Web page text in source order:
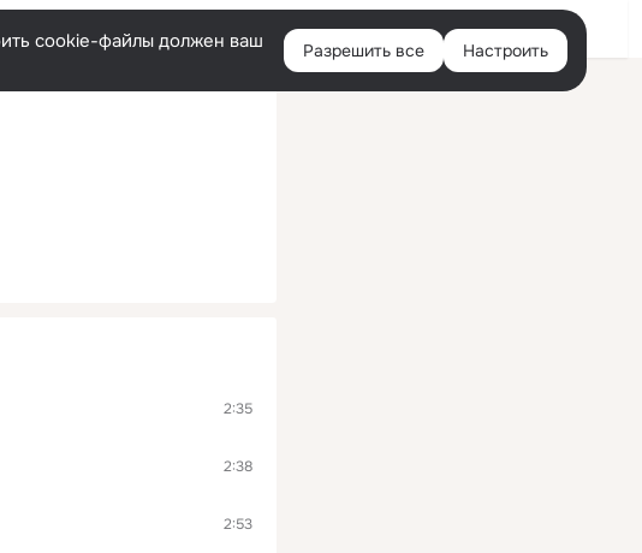
Русский Войти
cookie-файлы должен ваш
Разрешить все Настроить
2:35
2:38
2:53